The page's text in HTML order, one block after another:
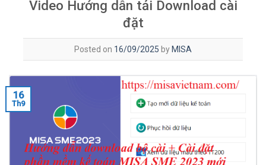
Video Hướng dẫn tải Download cài
đặt
Posted on 16/09/2025 by MISA
16
Th9